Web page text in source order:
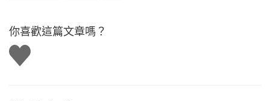
你喜歡這篇文章嗎？
讚